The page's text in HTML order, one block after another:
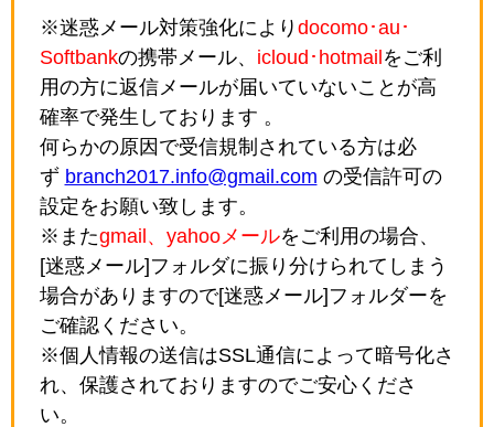
※迷惑メール対策強化により docomo･au･
Softbankの携帯メール、 icloud･hotmail をご利
用の方に返信メールが届いていないことが高
確率で発生しております 。
何らかの原因で受信規制されている方は必
ず branch2017.info@gmail.com の受信許可の
設定をお願い致します。
※またgmail、yahooメールをご利用の場合、
[迷惑メール]フォルダに振り分けられてしまう
場合がありますので[迷惑メール]フォルダーを
ご確認ください。
※個人情報の送信はSSL通信によって暗号化さ
れ、保護されておりますのでご安心くださ
い。